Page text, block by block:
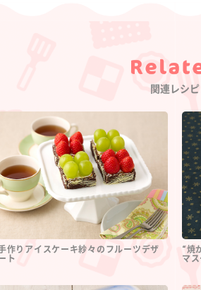
関連レシピ
作りアイスケーキ紗々のフルーツデザ
ト
“焼
マ